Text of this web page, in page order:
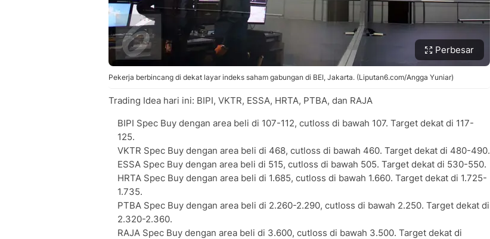
Perbesar
Pekerja berbincang di dekat layar indeks saham gabungan di BEI, Jakarta. (Liputan6.com/Angga Yuniar)
Trading Idea hari ini: BIPI, VKTR, ESSA, HRTA, PTBA, dan RAJA
BIPI Spec Buy dengan area beli di 107-112, cutloss di bawah 107. Target dekat di 117-
125.
VKTR Spec Buy dengan area beli di 468, cutloss di bawah 460. Target dekat di 480-490.
ESSA Spec Buy dengan area beli di 515, cutloss di bawah 505. Target dekat di 530-550.
HRTA Spec Buy dengan area beli di 1.685, cutloss di bawah 1.660. Target dekat di 1.725-
1.735.
PTBA Spec Buy dengan area beli di 2.260-2.290, cutloss di bawah 2.250. Target dekat di
2.320-2.360.
RAJA Spec Buy dengan area beli di 3.600, cutloss di bawah 3.500. Target dekat di